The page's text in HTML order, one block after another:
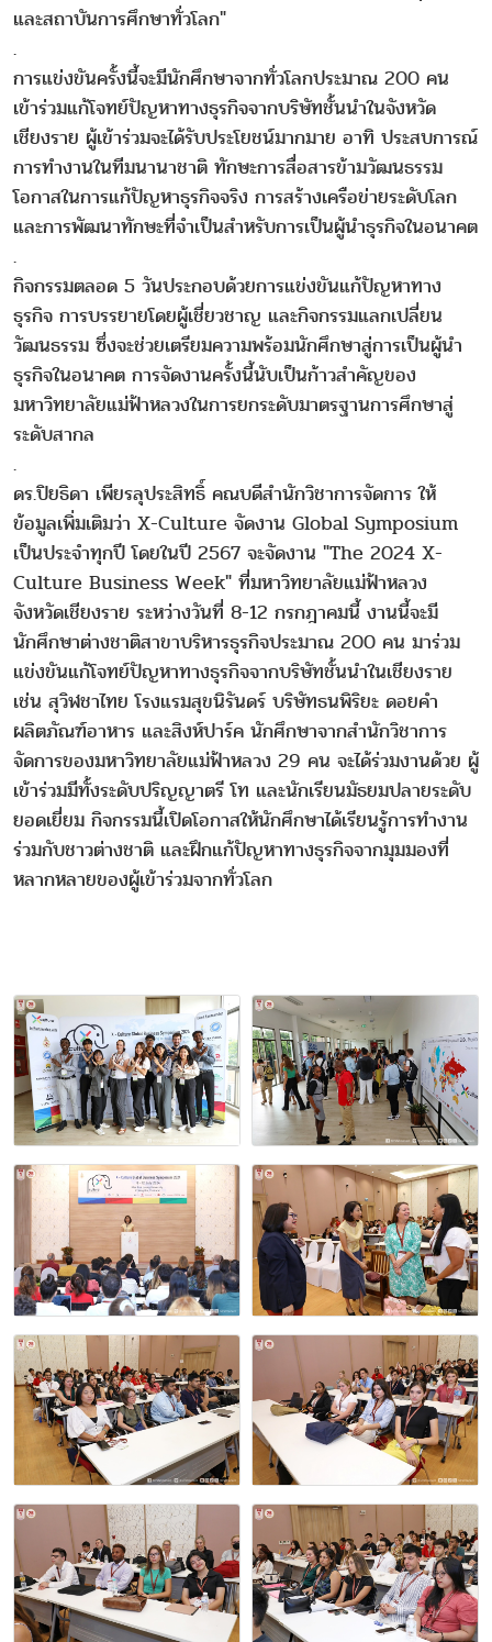
และสถาบันการศึกษาทั่วโลก"
.
การแข่งขันครั้งนี้จะมีนักศึกษาจากทั่วโลกประมาณ 200 คน
เข้าร่วมแก้โจทย์ปัญหาทางธุรกิจจากบริษัทชั้นนำในจังหวัด
เชียงราย ผู้เข้าร่วมจะได้รับประโยชน์มากมาย อาทิ ประสบการณ์
การทำงานในทีมนานาชาติ ทักษะการสื่อสารข้ามวัฒนธรรม
โอกาสในการแก้ปัญหาธุรกิจจริง การสร้างเครือข่ายระดับโลก
และการพัฒนาทักษะที่จำเป็นสำหรับการเป็นผู้นำธุรกิจในอนาคต
.
กิจกรรมตลอด 5 วันประกอบด้วยการแข่งขันแก้ปัญหาทาง
ธุรกิจ การบรรยายโดยผู้เชี่ยวชาญ และกิจกรรมแลกเปลี่ยน
วัฒนธรรม ซึ่งจะช่วยเตรียมความพร้อมนักศึกษาสู่การเป็นผู้นำ
ธุรกิจในอนาคต การจัดงานครั้งนี้นับเป็นก้าวสำคัญของ
มหาวิทยาลัยแม่ฟ้าหลวงในการยกระดับมาตรฐานการศึกษาสู่
ระดับสากล
.
ดร.ปิยธิดา เพียรลุประสิทธิ์ คณบดีสำนักวิชาการจัดการ ให้
ข้อมูลเพิ่มเติมว่า X-Culture จัดงาน Global Symposium
เป็นประจำทุกปี โดยในปี 2567 จะจัดงาน "The 2024 X-
Culture Business Week" ที่มหาวิทยาลัยแม่ฟ้าหลวง
จังหวัดเชียงราย ระหว่างวันที่ 8-12 กรกฎาคมนี้ งานนี้จะมี
นักศึกษาต่างชาติสาขาบริหารธุรกิจประมาณ 200 คน มาร่วม
แข่งขันแก้โจทย์ปัญหาทางธุรกิจจากบริษัทชั้นนำในเชียงราย
เช่น สุวิฬชาไทย โรงแรมสุขนิรันดร์ บริษัทธนพิริยะ ดอยคำ
ผลิตภัณฑ์อาหาร และสิงห์ปาร์ค นักศึกษาจากสำนักวิชาการ
จัดการของมหาวิทยาลัยแม่ฟ้าหลวง 29 คน จะได้ร่วมงานด้วย ผู้
เข้าร่วมมีทั้งระดับปริญญาตรี โท และนักเรียนมัธยมปลายระดับ
ยอดเยี่ยม กิจกรรมนี้เปิดโอกาสให้นักศึกษาได้เรียนรู้การทำงาน
ร่วมกับชาวต่างชาติ และฝึกแก้ปัญหาทางธุรกิจจากมุมมองที่
หลากหลายของผู้เข้าร่วมจากทั่วโลก